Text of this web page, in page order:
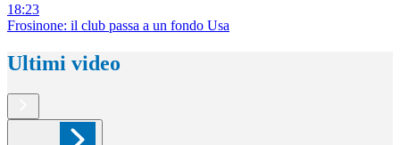
18:23
Frosinone: il club passa a un fondo Usa
Ultimi video